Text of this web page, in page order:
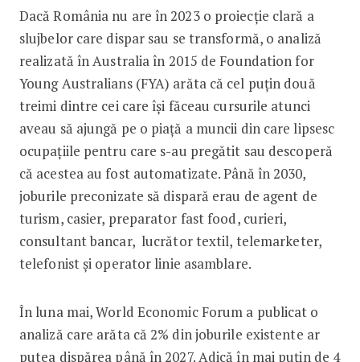
Dacă România nu are în 2023 o proiecție clară a
slujbelor care dispar sau se transformă, o analiză
realizată în Australia în 2015 de Foundation for
Young Australians (FYA) arăta că cel puțin două
treimi dintre cei care își făceau cursurile atunci
aveau să ajungă pe o piață a muncii din care lipsesc
ocupațiile pentru care s-au pregătit sau descoperă
că acestea au fost automatizate. Până în 2030,
joburile preconizate să dispară erau de agent de
turism, casier, preparator fast food, curieri,
consultant bancar, lucrător textil, telemarketer,
telefonist și operator linie asamblare.
În luna mai, World Economic Forum a publicat o
analiză care arăta că 2% din joburile existente ar
putea dispărea până în 2027. Adică în mai puțin de 4